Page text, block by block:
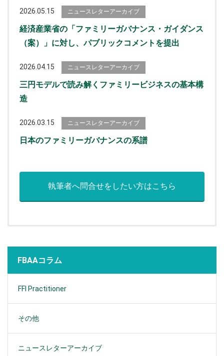
2026.05.15 ニュースレターアーカイブ
経済産業省の「ファミリーガバナンス・ガイダンス
（案）」に対し、パブリックコメントを提出
2026.04.15 ニュースレターアーカイブ
三円モデルで読み解くファミリービジネスの基本構
造
2026.03.15 ニュースレターアーカイブ
日本のファミリーガバナンスの系譜
執筆者へ問合せをしたい方はこちら
FBAAコラム
FFI Practitioner
その他
ニュースレターアーカイブ